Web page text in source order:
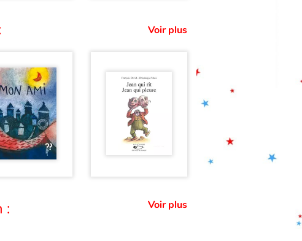
Voir plus
: Voir plus